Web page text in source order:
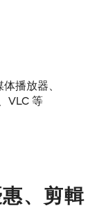
播放器、
VLC 等
、剪輯